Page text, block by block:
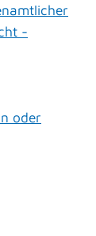
-
oder